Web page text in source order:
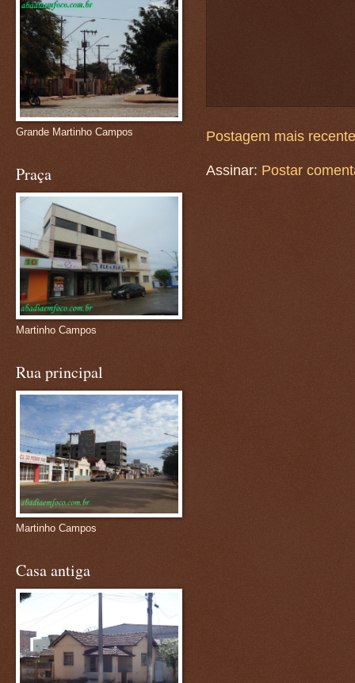
Postagem mais recente
Assinar: Postar
Grande Martinho Campos
Praça
Martinho Campos
Rua principal
Martinho Campos
Casa antiga